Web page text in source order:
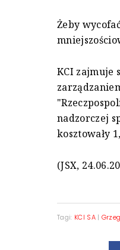
Żeby
KCI zajmuje
nadzorczej
kosztowały
(JSX,
Tagi: KCI SA|